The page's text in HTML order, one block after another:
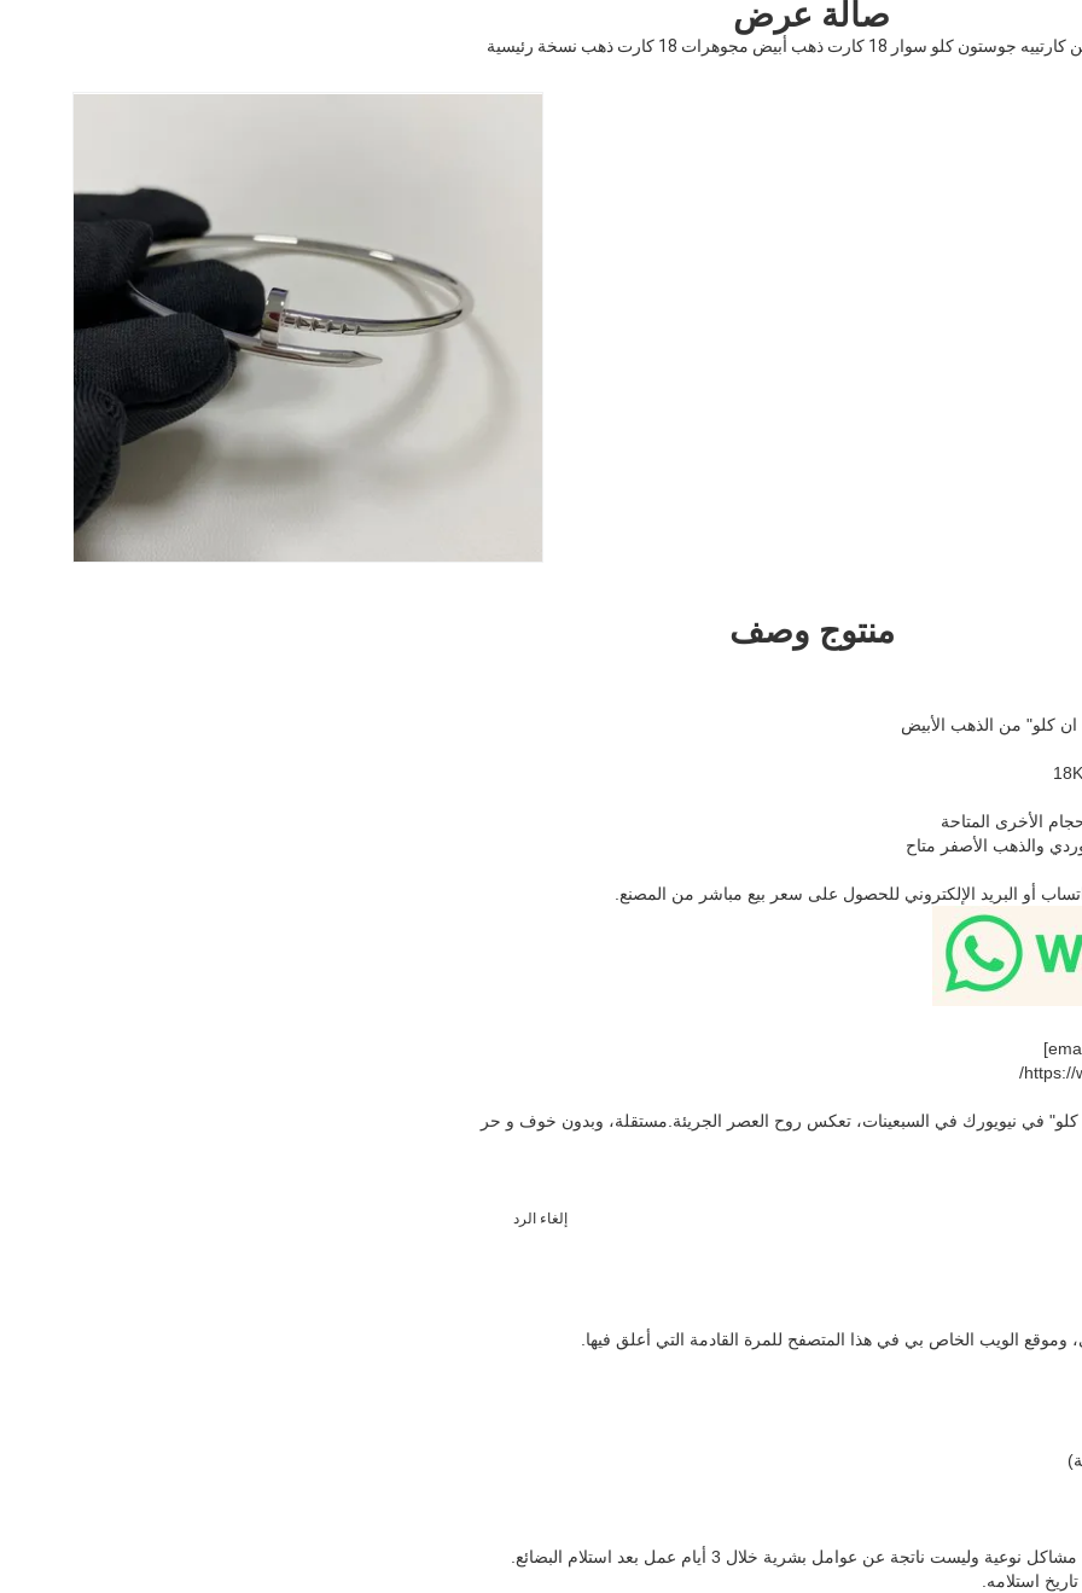
صالة عرض
كلو سوار 18 كارت ذهب أبيض مجوهرات 18 كارت ذهب نسخة رئيسية
منتوج وصف
كلو" من الذهب الأبيض
والذهب الأصفر متاح
أو البريد الإلكتروني للحصول على سعر بيع مباشر من المصنع.
في نيويورك في السبعينات، تعكس روح العصر الجريئة.مستقلة، وبدون خوف و حر
إلغاء الرد
وموقع الويب الخاص بي في هذا المتصفح للمرة القادمة التي أعلق فيها.
وليست ناتجة عن عوامل بشرية خلال 3 أيام عمل بعد استلام البضائع.